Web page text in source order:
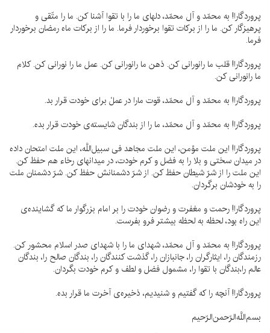
پروردگارا! به محمّد و آل محمّد، دلهاى ما را با تقوا آشنا كن. ما را متّقى و
پرهيزگار كن. ما را از بركات تقوا برخوردار فرما. ما را از بركات ماه رمضان برخوردار
فرما.
پروردگارا! قلب ما رانورانى كن. ذهن ما رانورانى كن. عمل ما را نورانى كن. كلام
ما رانورانى كن.
پروردگارا! به محمّد و آل محمّد، قوت مارا در عملْ براى خودت قرار بد.
پروردگارا! به محمّد و آل محمّد، ما را از بندگان شايسته‌ى خودت قرار بده.
پروردگارا! اين ملت مؤمن، اين ملت مجاهد فى سبيل‌اللَّه، اين ملت امتحان داده
در ميدان سختى و بلا را به فضل و كرم خودت، در ميدانهاى رخاء هم حفظ كن.
اين ملت را از شرّ شيطان حفظ كن. از شرّ دشمنانش حفظ كن. شرّ دشمنان ملت
را به خودشان برگردان.
پروردگارا! رحمت و مغفرت و رضوان خودت را بر امام بزرگوار ما كه گشاينده‌ى
اين راه بود، لحظه به لحظه بيشتر فرو بفرست.
پروردگارا! به محمّد و آل محمّد، شهداى ما را با شهداى صدر اسلام محشور كن.
رزمندگان را، ايثارگران را، جانبازان را، گذشت كنندگان را، بندگان صالح را، بندگان
عالم را،بندگان با تقوا را، مشمول فضل و لطف و كرم خودت بگردان.
پروردگارا! آنچه را كه گفتيم و شنيديم، ذخيره‌ى آخرت ما قرار بده.
بسم‌اللَّه‌الرّحمن‌الرّحيم